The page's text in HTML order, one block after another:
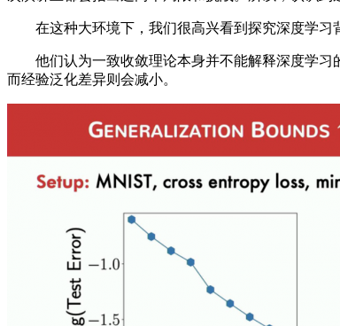
在这种大环境下，我们很高兴看到探究深度学习
他们认为一致收敛理论本身并不能解释深度学习的
而经验泛化差异则会减小。